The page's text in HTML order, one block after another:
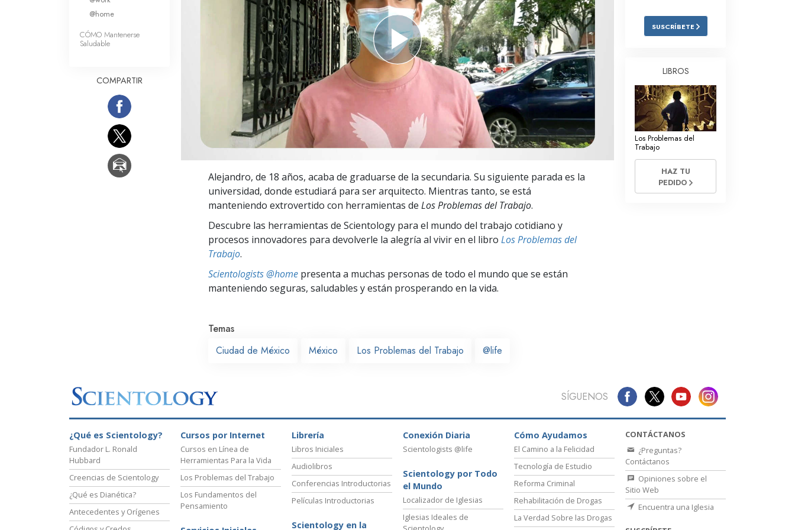
Amor y Odio: ¿Qué es Grandeza?
Respuestas a las Drogas
Los Niños
Herramientas para el Entorno Laboral
La Ética y las
Condiciones
La Causa de la Supresión
Investigaciones
Los Fundamentos de la Organización
Los Fundamentos de las Relaciones
Alejandro, de 18 años, acaba de graduarse de la secundaria. Su siguiente parada es la
universidad, donde estudiará para ser arquitecto. Mientras tanto, se está
manteniendo extrovertido con herramientas de Los Problemas del Trabajo.
Descubre las herramientas de Scientology para el mundo del trabajo cotidiano y
procesos innovadores para devolverle la alegría al vivir en el libro Los Problemas del
Trabajo.
Scientologists @home presenta a muchas personas de todo el mundo que se están
manteniendo seguras, saludables y están prosperando en la vida.
Temas
Ciudad de México
México Los Problemas del Trabajo @life
@home
CÓMO Mantenerse
Saludable
COMPARTIR
SUSCRÍBETE
LIBROS
Los Problemas del
Trabajo
HAZ TU
PEDIDO
SÍGUENOS
¿Qué es Scientology?
Fundador L. Ronald
Hubbard
Creencias de Scientology
¿Qué es Dianética?
Antecedentes y Orígenes
Cursos por Internet
Cursos en Línea de
Herramientas Para la Vida
Los Problemas del Trabajo
Los Fundamentos del
Pensamiento
Librería
Libros Iniciales
Audiolibros
Conferencias Introductorias
Películas Introductorias
Scientology en la
Conexión Diaria
Scientologists @life
Scientology por Todo
el Mundo
Localizador de Iglesias
Iglesias Ideales de
Cómo Ayudamos
El Camino a la Felicidad
Tecnología de Estudio
Reforma Criminal
Rehabilitación de Drogas
La Verdad Sobre las Drogas
CONTÁCTANOS
¿Preguntas?
Contáctanos
Opiniones sobre el
Sitio Web
Encuentra una Iglesia